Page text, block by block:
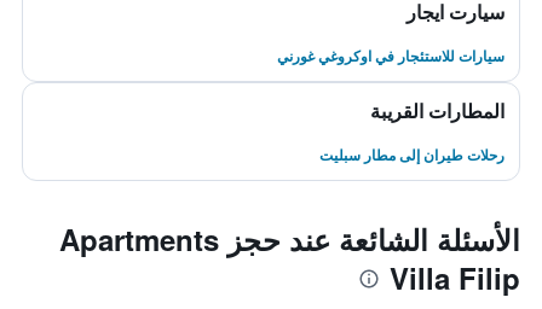
سيارت ايجار
سيارات للاستئجار في اوكروغي غورني
المطارات القريبة
رحلات طيران إلى مطار سبليت
الأسئلة الشائعة عند حجز Apartments
Villa Filip